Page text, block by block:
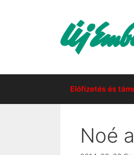
Előfizetés és
Noé